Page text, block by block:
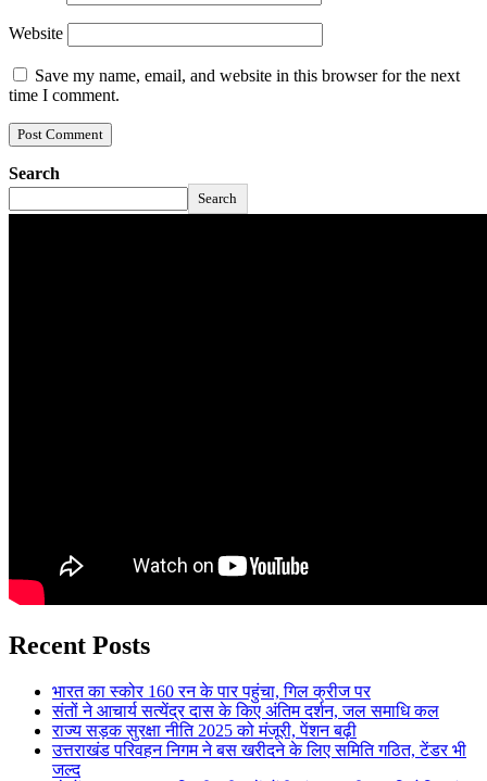
Website
Save my name, email, and website in this browser for the next
time I comment.
Search
Search
Recent Posts
भारत का स्कोर 160 रन के पार पहुंचा, गिल क्रीज पर
संतों ने आचार्य सत्येंद्र दास के किए अंतिम दर्शन, जल समाधि कल
राज्य सड़क सुरक्षा नीति 2025 को मंजूरी, पेंशन बढ़ी
उत्तराखंड परिवहन निगम ने बस खरीदने के लिए समिति गठित, टेंडर भी
जल्द